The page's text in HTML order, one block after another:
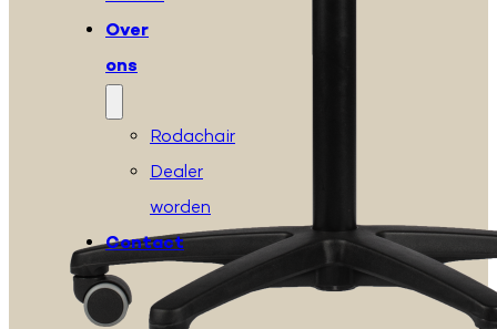
Over
ons
Rodachair
Dealer
worden
Contact